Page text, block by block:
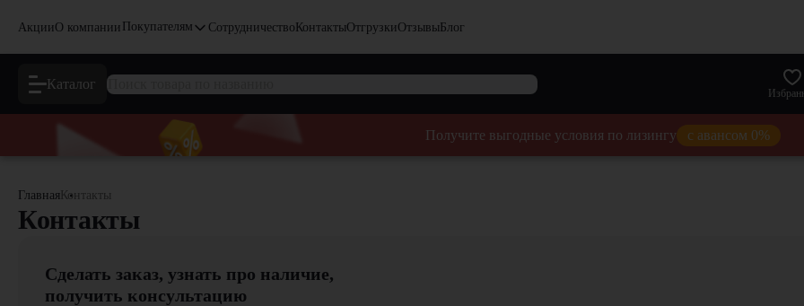
АкцииО компании Покупателям СотрудничествоКонтактыОтгрузкиОтзывыБлог
Каталог
Получите выгодные условия по лизингу с авансом 0%
Главная Контакты
Контакты
Сделать заказ, узнать про наличие,
получить консультацию